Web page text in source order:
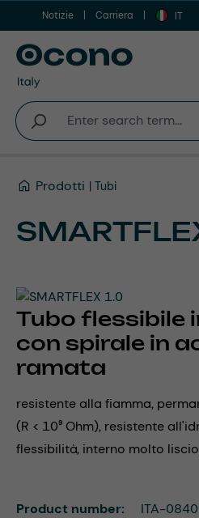
Vai al contenuto principale
Notizie Carriera IT
Prodotti Tubi
Tubo flessibile
con spirale in
ramata
resistente alla fiamma,
(R < 10⁹ Ohm), resistente
flessibilità, interno molto
Product number: ITA-